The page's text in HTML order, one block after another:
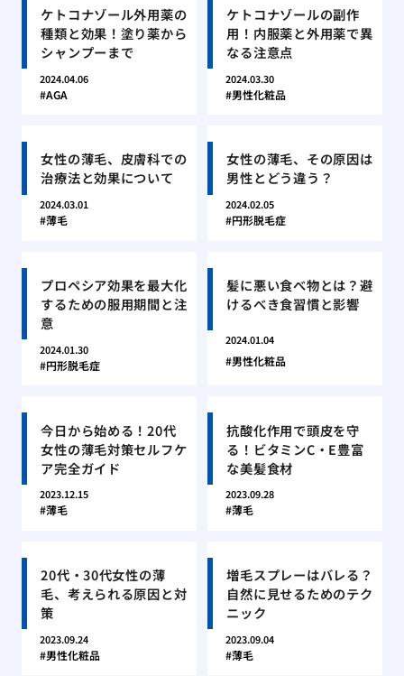
ケトコナゾール外用薬の
種類と効果！塗り薬から
シャンプーまで
2024.04.06
AGA
ケトコナゾールの副作
用！内服薬と外用薬で異
なる注意点
2024.03.30
男性化粧品
女性の薄毛、皮膚科での
治療法と効果について
2024.03.01
薄毛
女性の薄毛、その原因は
男性とどう違う？
2024.02.05
円形脱毛症
プロペシア効果を最大化
するための服用期間と注
意
2024.01.30
円形脱毛症
髪に悪い食べ物とは？避
けるべき食習慣と影響
2024.01.04
男性化粧品
今日から始める！20代
女性の薄毛対策セルフケ
ア完全ガイド
2023.12.15
薄毛
抗酸化作用で頭皮を守
る！ビタミンC・E豊富
な美髪食材
2023.09.28
薄毛
20代・30代女性の薄
毛、考えられる原因と対
策
2023.09.24
男性化粧品
増毛スプレーはバレる？
自然に見せるためのテク
ニック
2023.09.04
薄毛